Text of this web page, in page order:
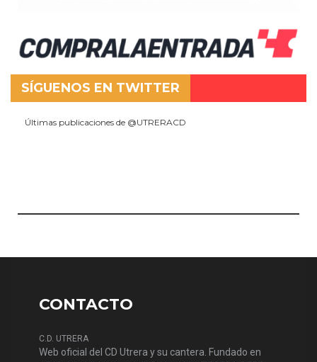
SÍGUENOS EN TWITTER
Últimas publicaciones de @UTRERACD
CONTACTO
C.D. UTRERA
Web oficial del CD Utrera y su cantera. Fundado en